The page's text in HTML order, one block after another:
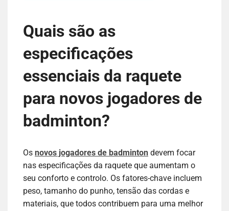
Quais são as
especificações
essenciais da raquete
para novos jogadores de
badminton?
Os novos jogadores de badminton devem focar
nas especificações da raquete que aumentam o
seu conforto e controlo. Os fatores-chave incluem
peso, tamanho do punho, tensão das cordas e
materiais, que todos contribuem para uma melhor